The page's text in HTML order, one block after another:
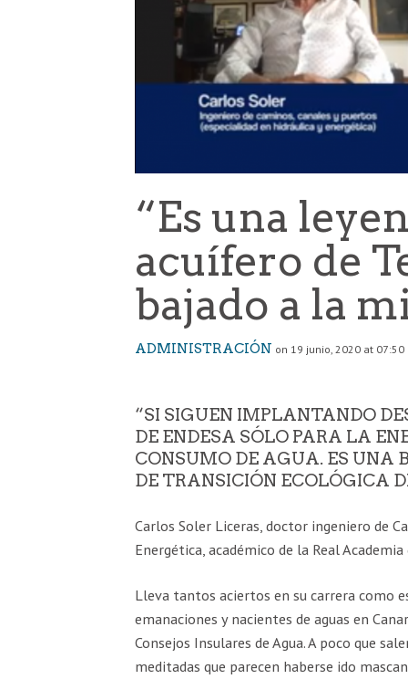
“Es una
acuífero de
bajado a la
ADMINISTRACIÓN on 19 junio, 2020 at 07:50
“SI SIGUEN IMPLANTANDO
DE ENDESA SÓLO PARA LA
CONSUMO DE AGUA. ES UNA
DE TRANSICIÓN ECOLÓGICA
Carlos Soler Liceras, doctor ingeniero de
Energética, académico de la Real
Lleva tantos aciertos en su carrera como
emanaciones y nacientes de aguas en
Consejos Insulares de Agua. A poco que
meditadas que parecen haberse ido